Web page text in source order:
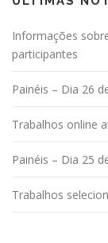
Informações
participantes
Painéis – Dia 26
Trabalhos online
Painéis – Dia 25
Trabalhos